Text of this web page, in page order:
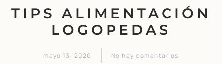
TIPS ALIMENTACIÓN
LOGOPEDAS
mayo 13, 2020 No hay comentarios
en